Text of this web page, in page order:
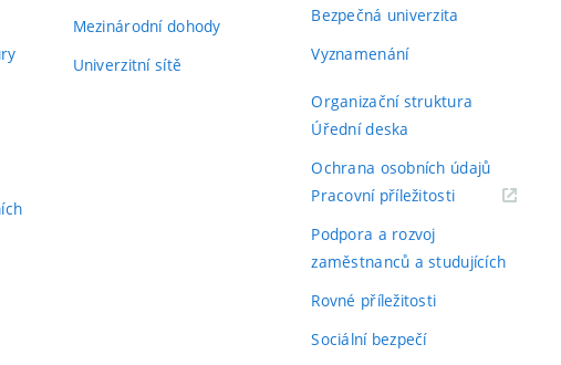
Mezinárodní dohody
Univerzitní sítě
Bezpečná univerzita
Vyznamenání
Organizační struktura
Úřední deska
Ochrana osobních údajů
Pracovní příležitosti(externí
Podpora a rozvoj
zaměstnanců a studujících
Rovné příležitosti
Sociální bezpečí